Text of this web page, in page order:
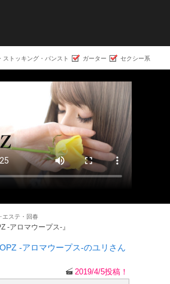
ストッキング・パンスト ガーター セクシー系
エステ・回春
-アロマウープス-』
-アロマウープス-のユリさん
2019/4/5投稿！